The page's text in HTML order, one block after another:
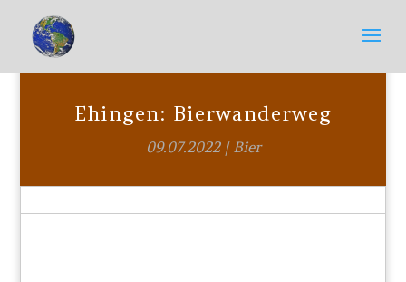
Ehingen: Bierwanderweg
09.07.2022| Bier